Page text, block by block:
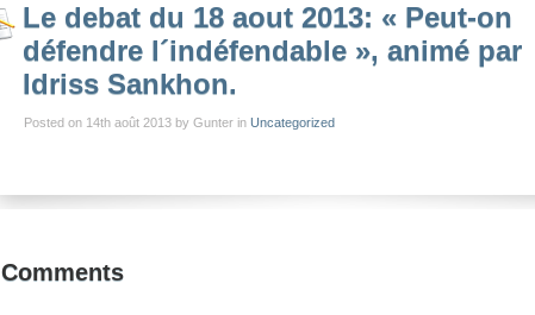
Le debat du 18 aout 2013: « Peut-on
défendre l´indéfendable », animé par
Idriss Sankhon.
Posted on 14th août 2013 by Gunter in Uncategorized
Comments